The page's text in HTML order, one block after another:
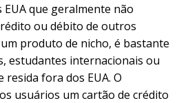
que geralmente não
ou débito de outros
produto de nicho, é bastante
estudantes internacionais ou
fora dos EUA. O
usuários um cartão de crédito